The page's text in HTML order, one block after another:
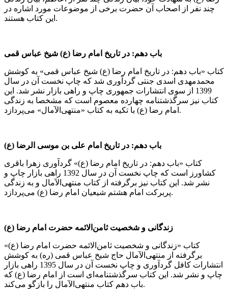
چند نفر از اصحاب آن حضرت برخی از موضوعات مورد اشاره در
این کتاب هستند.
باب دهم: در تاریخ امام رضا (ع) شیخ عباس قمی
کتاب «باب دهم: در تاریخ امام رضا (ع) شیخ عباس قمی» به کوشش
محمدمهدی اسدی جنتی گردآوری شد که چاپ نخست آن در سال
1399 از سوی انتشارات جمهوری چاپ و راهی بازار نشر شد. این
کتاب نیز سرگذشتنامه چهارده معصوم است که مشخصا به زندگی
امام رضا (ع) با تکیه به کتاب «منتهی‌الآمال» می‌پردازد.
باب دهم: در تاریخ امام علی‌ بن موسی الرضا (ع)
کتاب «باب دهم: در تاریخ امام رضا (ع)» گردآوری زهرا باقری
کشاورز است که چاپ نخست آن در سال 1392 راهی بازار چاپ و
نشر شد. این کتاب نیز برگرفته از کتاب منتهی‌الآمال و به زندگی
پربرکت امام هشتم شیعیان امام رضا (ع) می‌پردازد.
زندگانی و شخصیت ثامن‌الائمه حضرت امام رضا (ع)
کتاب «زندگانی و شخصیت ثامن‌الائمه حضرت امام رضا (ع)»
برگرفته از منتهی‌الآمال حاج شیخ عباس قمی (ره) به کوشش
انتشارات کافل گردآوری و چاپ نخست آن در سال 1395 راهی بازار
چاپ و نشر شد. این کتاب سرگذشتنامه‌ای است از امام رضا (ع) که
باب دهم کتاب منتهی‌الآمال را بازگو می‌کند.